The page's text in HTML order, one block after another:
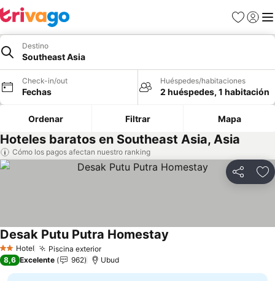
Favoritos
Iniciar
Destino
Southeast Asia
Check-in/out
Fechas
Huéspedes/habitaciones
2 huéspedes, 1 habitación
Ordenar Filtrar Mapa
Hoteles baratos en Southeast Asia, Asia
Cómo los pagos afectan nuestro ranking
Compartir
2 Estrellas
Hotel Piscina exterior
Desak Putu Putra Homestay
8,6 Excelente 962 Ubud